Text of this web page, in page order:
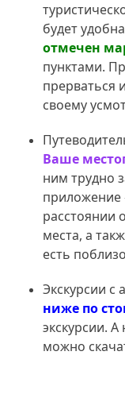
будет
отмечен
пунктами.
прерваться
своему
Ваше
ним трудно
приложение
расстоянии
места, а
есть
Экскурсии с
ниже по
экскурсии.
можно